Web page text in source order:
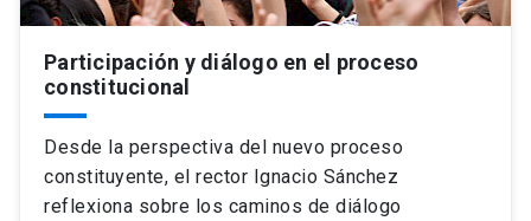
Participación y diálogo en el proceso
constitucional
Desde la perspectiva del nuevo proceso
constituyente, el rector Ignacio Sánchez
reflexiona sobre los caminos de diálogo